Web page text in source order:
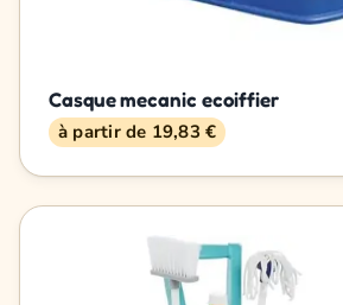
Casque mecanic ecoiffier
à partir de 19,83 €